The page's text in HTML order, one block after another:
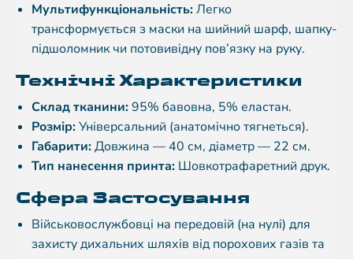
Мультифункціональність:Легко
трансформується з маски на шийний шарф, шапку-
підшоломник чи потовивідну пов’язку на руку.
Технічні Характеристики
Склад тканини:95% бавовна, 5% еластан.
Розмір:Універсальний (анатомічно тягнеться).
Габарити:Довжина — 40 см, діаметр — 22 см.
Тип нанесення принта: Шовкотрафаретний друк.
Сфера Застосування
Військовослужбовці на передовій (на нулі) для
захисту дихальних шляхів від порохових газів та